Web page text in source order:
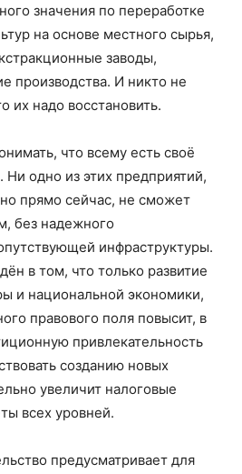
значения по переработке
на основе местного сырья,
заводы,
производства. И никто не
их надо восстановить.
что всему есть своё
одно из этих предприятий,
прямо сейчас, не сможет
без надежного
инфраструктуры.
в том, что только развитие
и национальной экономики,
правового поля повысит, в
привлекательность
созданию новых
увеличит налоговые
всех уровней.
предусматривает для